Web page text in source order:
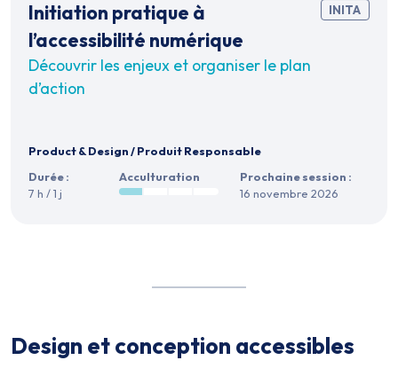
INITA
Initiation pratique à
l’accessibilité numérique
Découvrir les enjeux et organiser le plan
d’action
Product & Design/Produit Responsable
Durée :
7 h / 1 j
Acculturation
Prochaine session :
16 novembre 2026
Design et conception accessibles